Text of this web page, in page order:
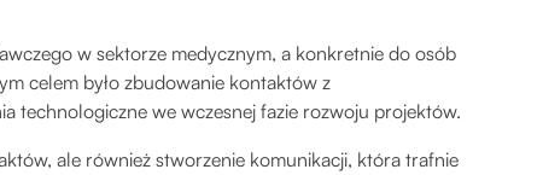
w sektorze medycznym, a konkretnie do osób
celem było zbudowanie kontaktów z
technologiczne we wczesnej fazie rozwoju projektów.
ale również stworzenie komunikacji, która trafnie